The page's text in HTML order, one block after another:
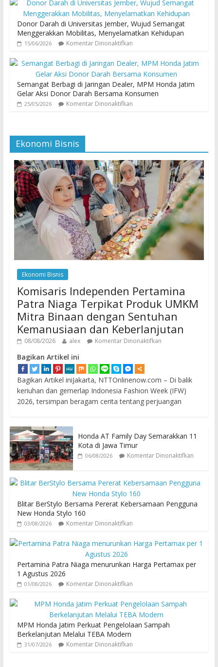
Donor Darah di Universitas Jember, Wujud Semangat
Menggerakkan Mobilitas, Menyelamatkan Kehidupan
15/06/2026 Komentar Dinonaktifkan
Semangat Berbagi di Jaringan Dealer, MPM Honda Jatim
Gelar Aksi Donor Darah Bersama Konsumen
25/05/2026 Komentar Dinonaktifkan
Ekonomi Bisnis
Ekonomi Bisnis
Komisaris Independen Pertamina
Patra Niaga Terpikat Produk UMKM
Mitra Binaan dengan Sentuhan
Kemanusiaan dan Keberlanjutan
08/08/2026 alex Komentar Dinonaktifkan
Bagikan Artikel ini
Bagikan Artikel iniJakarta, NTTOnlinenow.com – Di balik
keriuhan dan gemerlap Indonesia Fashion Week (IFW)
2026, tersimpan beragam cerita tentang perjuangan
Honda AT Family Day Semarakkan 11
Kota di Jawa Timur
06/08/2026 Komentar Dinonaktifkan
Blitar BerStylo Bersama Pererat Kebersamaan Pengguna
New Honda Stylo 160
03/08/2026 Komentar Dinonaktifkan
Pertamina Patra Niaga menurunkan Harga Pertamax per
1 Agustus 2026
01/08/2026 Komentar Dinonaktifkan
MPM Honda Jatim Perkuat Pengelolaan Sampah
Berkelanjutan Melalui TEBA Modern
31/07/2026 Komentar Dinonaktifkan